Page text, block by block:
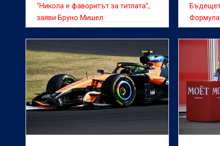
“Никола е фаворитът за титлата”,
заяви Бруно Мишел
бъде
време
Гран